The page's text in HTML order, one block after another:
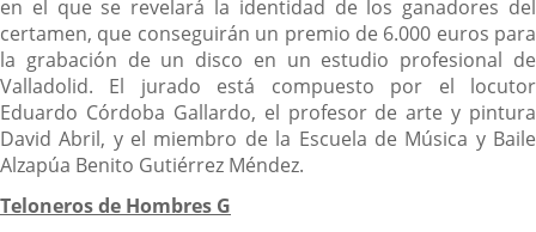
en el que se revelará la identidad de los ganadores del
certamen, que conseguirán un premio de 6.000 euros para
la grabación de un disco en un estudio profesional de
Valladolid. El jurado está compuesto por el locutor
Eduardo Córdoba Gallardo, el profesor de arte y pintura
David Abril, y el miembro de la Escuela de Música y Baile
Alzapúa Benito Gutiérrez Méndez.
Teloneros de Hombres G